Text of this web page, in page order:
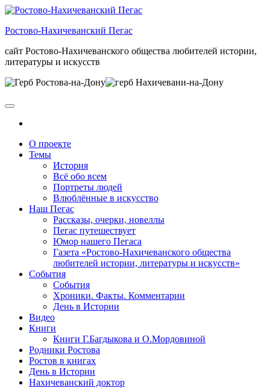
Skip
the
Ростово-Нахичеванский Пегас
сайт Ростово-Нахичеванского общества любителей истории,
литературы и искусств
О проекте
Темы
История
Всё обо всем
Портреты людей
Влюблённые в искусство
Наш Пегас
Рассказы, очерки, новеллы
Пегас путешествует
Юмор нашего Пегаса
Газета «Ростово-Нахичеванского общества
любителей истории, литературы и искусств»
События
События
Хроники. Факты. Комментарии
День в Истории
Видео
Книги
Книги Г.Багдыкова и О.Мордовиной
Родники Ростова
Ростов в книгах
День в Истории
Нахичеванский доктор